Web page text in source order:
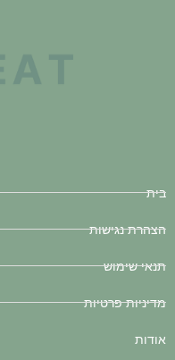
בית
הצהרת נגישות
תנאי שימוש
מדיניות פרטיות
אודות